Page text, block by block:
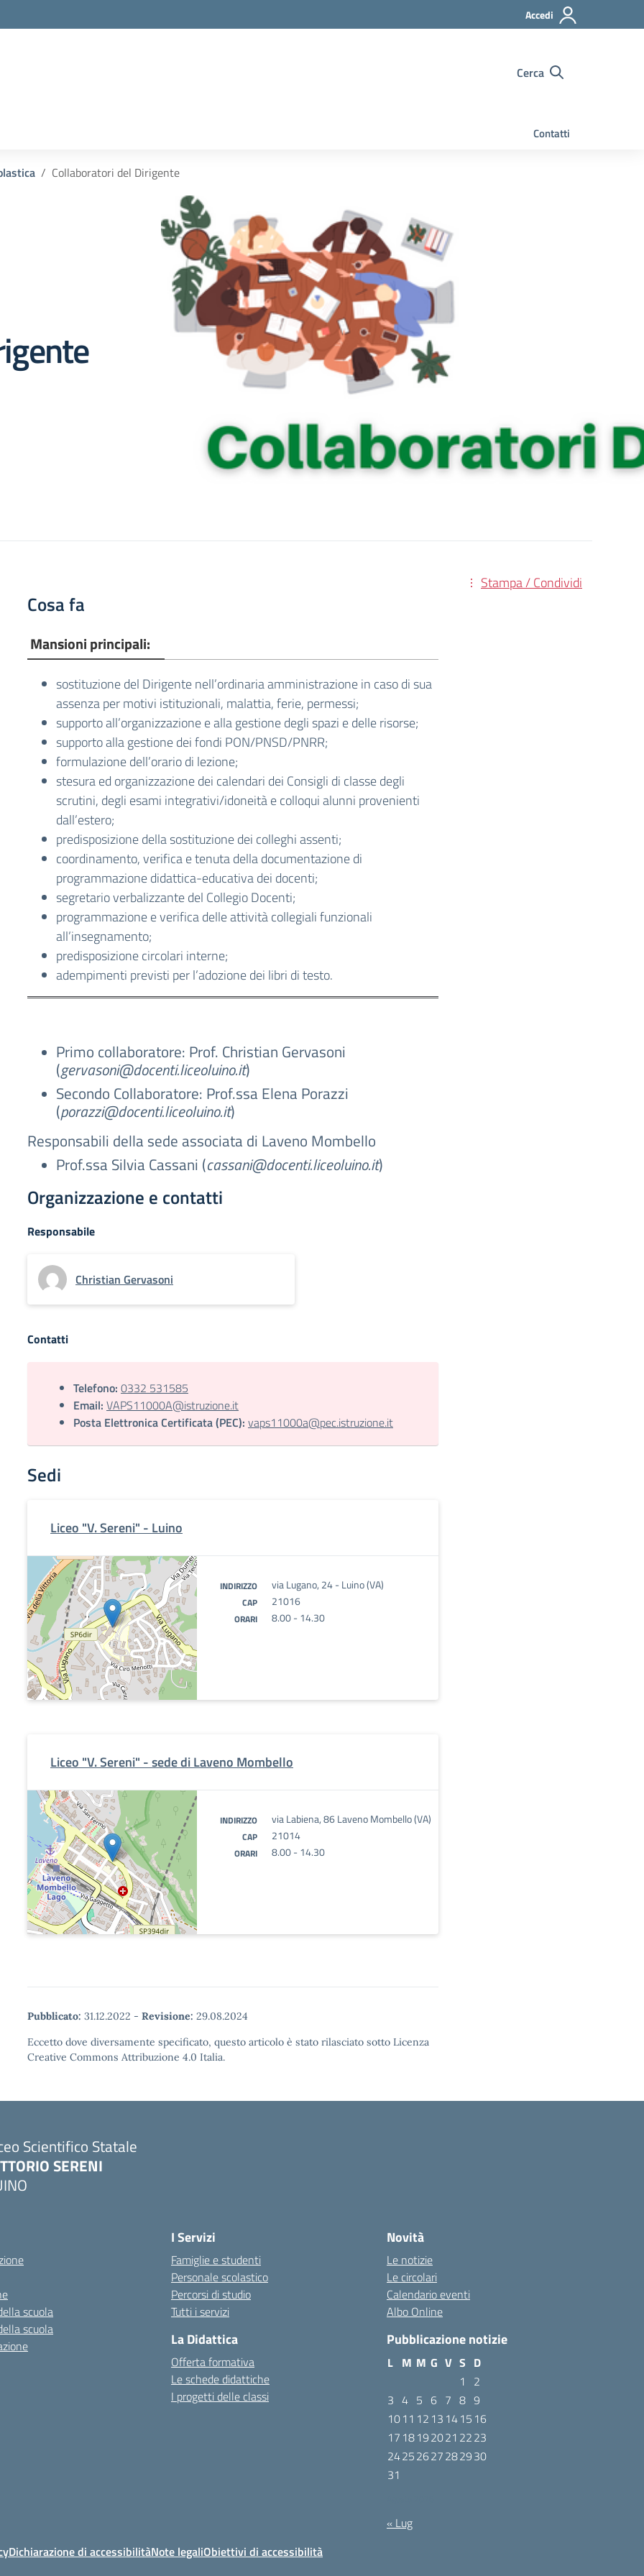
Accedi
Cerca
Contatti
Collaboratori del Dirigente
Stampa / Condividi
Cosa fa
Mansioni principali:
sostituzione del Dirigente nell’ordinaria amministrazione in caso di sua
assenza per motivi istituzionali, malattia, ferie, permessi;
supporto all’organizzazione e alla gestione degli spazi e delle risorse;
supporto alla gestione dei fondi PON/PNSD/PNRR;
formulazione dell’orario di lezione;
stesura ed organizzazione dei calendari dei Consigli di classe degli
scrutini, degli esami integrativi/idoneità e colloqui alunni provenienti
dall’estero;
predisposizione della sostituzione dei colleghi assenti;
coordinamento, verifica e tenuta della documentazione di
programmazione didattica-educativa dei docenti;
segretario verbalizzante del Collegio Docenti;
programmazione e verifica delle attività collegiali funzionali
all’insegnamento;
predisposizione circolari interne;
adempimenti previsti per l’adozione dei libri di testo.
Primo collaboratore: Prof. Christian Gervasoni
(gervasoni@docenti.liceoluino.it)
Secondo Collaboratore: Prof.ssa Elena Porazzi
(porazzi@docenti.liceoluino.it)
Responsabili della sede associata di Laveno Mombello
Prof.ssa Silvia Cassani (cassani@docenti.liceoluino.it)
Organizzazione e contatti
Responsabile
Christian Gervasoni
Contatti
Telefono: 0332 531585
Email: VAPS11000A@istruzione.it
Posta Elettronica Certificata (PEC): vaps11000a@pec.istruzione.it
Sedi
Liceo "V. Sereni" - Luino
INDIRIZZO via Lugano, 24 - Luino (VA)
CAP 21016
ORARI 8.00 - 14.30
Liceo "V. Sereni" - sede di Laveno Mombello
INDIRIZZO via Labiena, 86 Laveno Mombello (VA)
CAP 21014
ORARI 8.00 - 14.30
Pubblicato: 31.12.2022 - Revisione: 29.08.2024
Eccetto dove diversamente specificato, questo articolo è stato rilasciato sotto Licenza
Creative Commons Attribuzione 4.0 Italia.
Scientifico Statale
SERENI
scuola
scuola
I Servizi
Famiglie e studenti
Personale scolastico
Percorsi di studio
Tutti i servizi
La Didattica
Offerta formativa
Le schede didattiche
I progetti delle classi
Novità
Le notizie
Le circolari
Calendario eventi
Albo Online
Pubblicazione notizie
L M M G V S D
1
2
3 4 5 6 7 8 9
1011 12 13 1415 16
17 18192021 2223
24252627282930
31
« Lug
Dichiarazione di accessibilitàNote legaliObiettivi di accessibilità